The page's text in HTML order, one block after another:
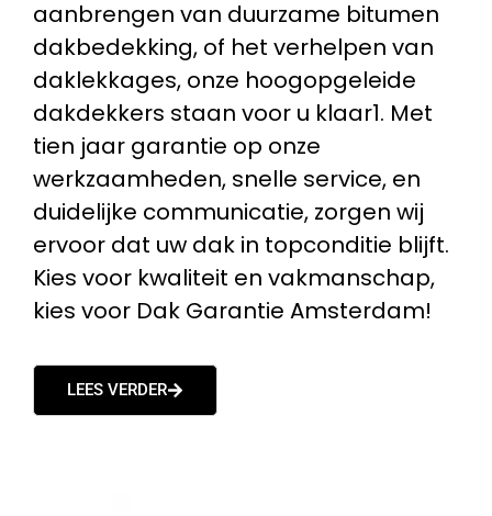
aanbrengen van duurzame bitumen
dakbedekking, of het verhelpen van
daklekkages, onze hoogopgeleide
dakdekkers staan voor u klaar1. Met
tien jaar garantie op onze
werkzaamheden, snelle service, en
duidelijke communicatie, zorgen wij
ervoor dat uw dak in topconditie blijft.
Kies voor kwaliteit en vakmanschap,
kies voor Dak Garantie Amsterdam!
LEES VERDER